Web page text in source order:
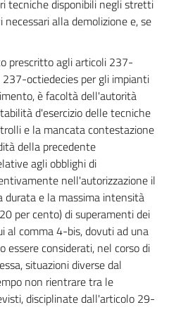
II
RISORSA E RISPARMIO IDRICO
III
DISCIPLINA DEGLI SCARICHI
tecniche disponibili negli stretti
alla demolizione e, se
prescritto agli articoli 237-
octiedecies per gli impianti
è facoltà dell'autorità
d'esercizio delle tecniche
e la mancata contestazione
della precedente
agli obblighi di
nell'autorizzazione il
durata e la massima intensità
per cento) di superamenti dei
al comma 4-bis, dovuti ad una
essere considerati, nel corso di
situazioni diverse dal
non rientrare tra le
disciplinate dall'articolo 29-